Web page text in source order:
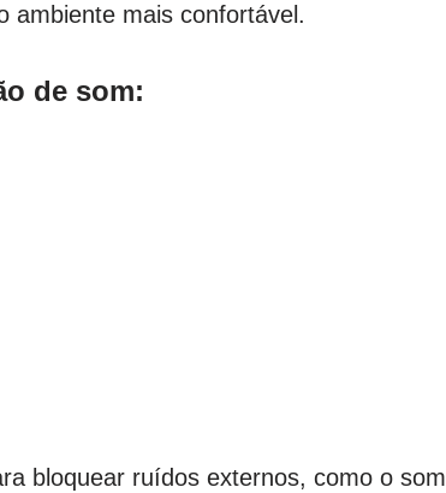
ambiente mais confortável.
de som:
bloquear ruídos externos, como o